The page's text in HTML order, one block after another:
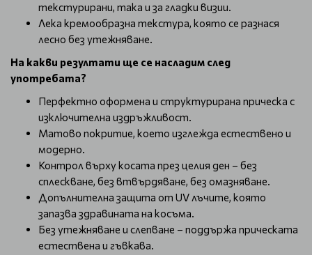
текстурирани, така и за гладки визии.
Лека кремообразна текстура, която се разнася
лесно без утежняване.
На какви резултати ще се насладим след
употребата?
Перфектно оформена и структурирана прическа с
изключителна издръжливост.
Матово покритие, което изглежда естествено и
модерно.
Контрол върху косата през целия ден – без
сплескване, без втвърдяване, без омазняване.
Допълнителна защита от UV лъчите, която
запазва здравината на косъма.
Без утежняване и слепване – поддържа прическата
естествена и гъвкава.